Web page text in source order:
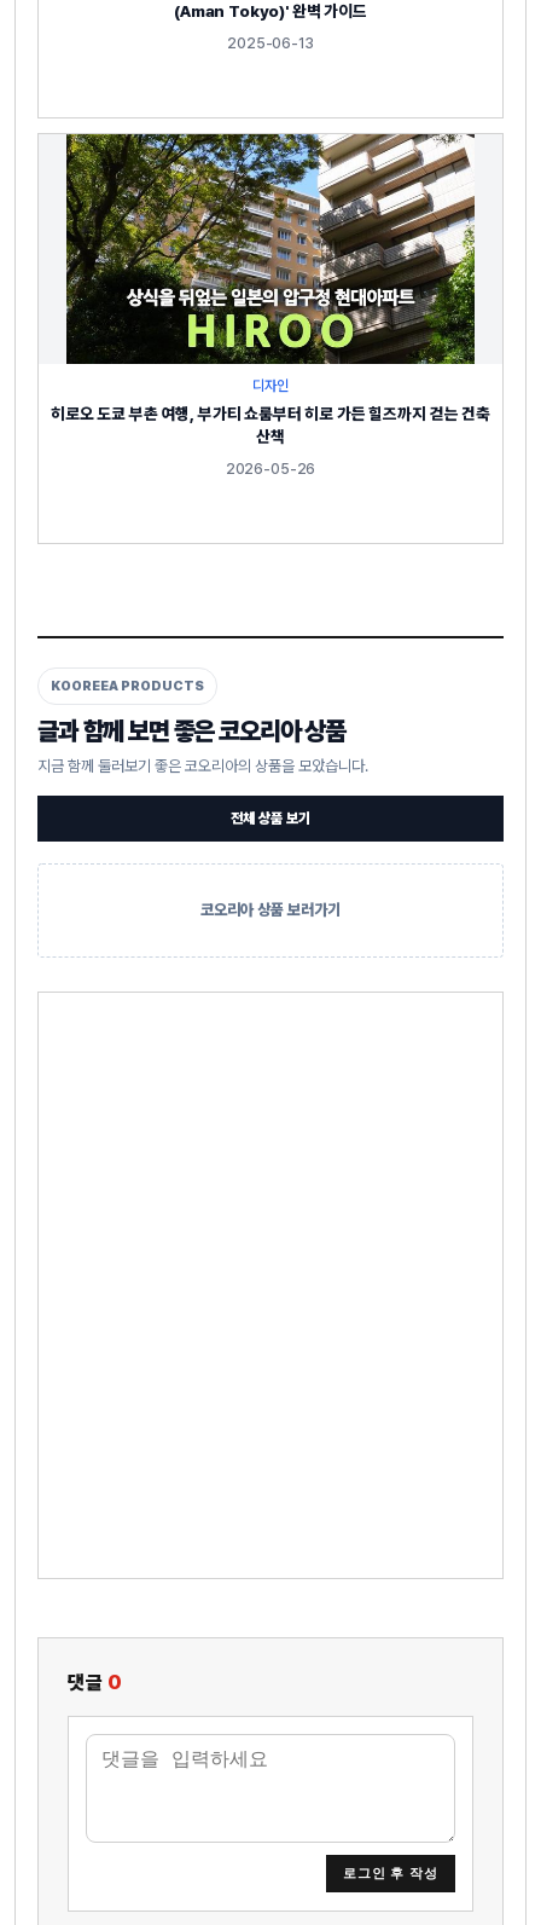
(Aman Tokyo)' 완벽 가이드
2025-06-13
디자인
히로오 도쿄 부촌 여행, 부가티 쇼룸부터 히로 가든 힐즈까지 걷는 건축
산책
2026-05-26
KOOREEA PRODUCTS
글과 함께 보면 좋은 코오리아 상품
지금 함께 둘러보기 좋은 코오리아의 상품을 모았습니다.
전체 상품 보기
코오리아 상품 보러가기
댓글 0
로그인 후 작성